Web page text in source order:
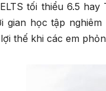
tối thiểu 6.5
gian học tập
thế khi các em